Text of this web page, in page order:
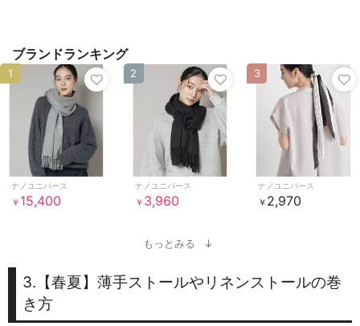
ブランドランキング
ナノユニバース
￥ 15,400
1
ナノユニバース
￥ 3,960
2
ナノユニバース
￥ 2,970
3
もっとみる
3.【春夏】薄手ストールやリネンストールの巻
き方